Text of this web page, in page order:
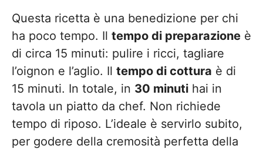
Questa ricetta è una benedizione per chi
ha poco tempo. Il tempo di preparazione è
di circa 15 minuti: pulire i ricci, tagliare
l’oignon e l’aglio. Il tempo di cottura è di
15 minuti. In totale, in 30 minuti hai in
tavola un piatto da chef. Non richiede
tempo di riposo. L’ideale è servirlo subito,
per godere della cremosità perfetta della